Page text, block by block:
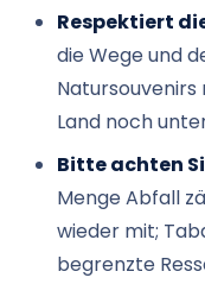
Respektiert
die Wege und
Land noch
Bitte achten
Menge Abfall
wieder mit;
begrenzte